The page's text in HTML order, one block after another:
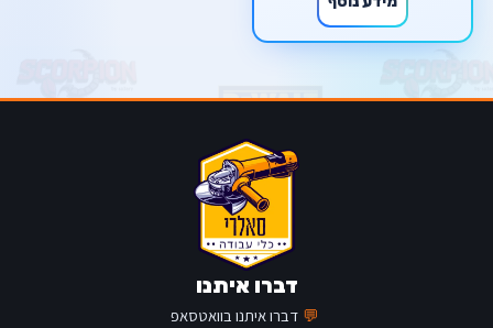
דברו איתנו
💬 דברו איתנו בוואטסאפ